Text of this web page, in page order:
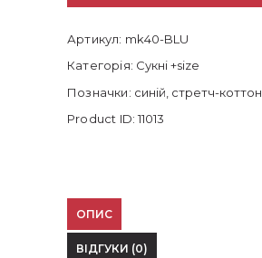
Артикул: mk40-BLU
Категорія: Сукні +size
Позначки: синій стретч-коттон
Product ID:11013
ОПИС
ВІДГУКИ (0)